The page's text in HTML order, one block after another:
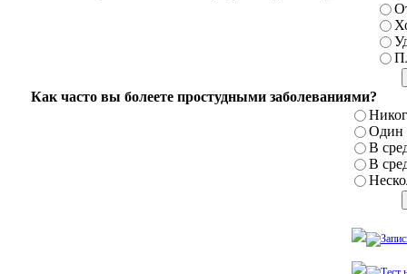
Как часто вы болеете простудными заболеваниями?
Один
В
В